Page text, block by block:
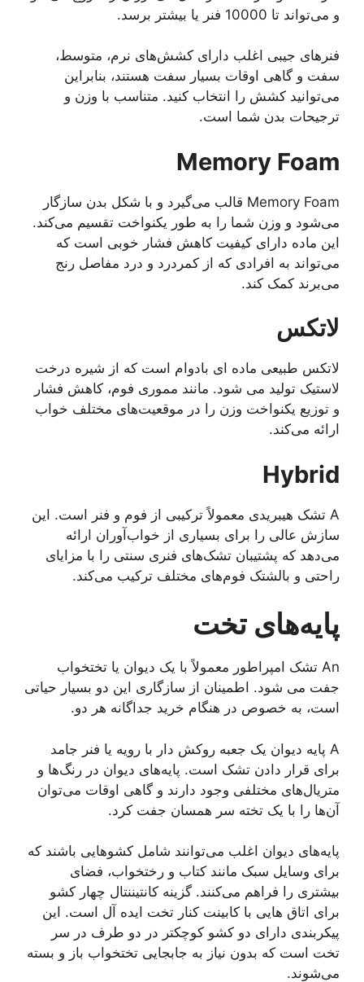
و می‌تواند تا 10000 فنر یا بیشتر برسد.
فنرهای جیبی اغلب دارای کشش‌های نرم، متوسط،
سفت و گاهی اوقات بسیار سفت هستند، بنابراین
می‌توانید کشش را انتخاب کنید. متناسب با وزن و
ترجیحات بدن شما است.
Memory Foam
Memory Foam قالب می‌گیرد و با شکل بدن سازگار
می‌شود و وزن شما را به طور یکنواخت تقسیم می‌کند.
این ماده دارای کیفیت کاهش فشار خوبی است که
می‌تواند به افرادی که از کمردرد و درد مفاصل رنج
می‌برند کمک کند.
لاتکس
لاتکس طبیعی ماده ای بادوام است که از شیره درخت
لاستیک تولید می شود. مانند مموری فوم، کاهش فشار
و توزیع یکنواخت وزن را در موقعیت‌های مختلف خواب
ارائه می‌کند.
Hybrid
A تشک هیبریدی معمولاً ترکیبی از فوم و فنر است. این
سازش عالی را برای بسیاری از خواب‌آوران ارائه
می‌دهد که پشتیبان تشک‌های فنری سنتی را با مزایای
راحتی و بالشتک فوم‌های مختلف ترکیب می‌کند.
پایه‌های تخت
An تشک امپراطور معمولاً با یک دیوان یا تختخواب
جفت می شود. اطمینان از سازگاری این دو بسیار حیاتی
است، به خصوص در هنگام خرید جداگانه هر دو.
A پایه دیوان یک جعبه روکش دار با رویه یا فنر جامد
برای قرار دادن تشک است. پایه‌های دیوان در رنگ‌ها و
متریال‌های مختلفی وجود دارند و گاهی اوقات می‌توان
آن‌ها را با یک تخته سر همسان جفت کرد.
پایه‌های دیوان اغلب می‌توانند شامل کشوهایی باشند که
برای وسایل سبک مانند کتاب و رختخواب، فضای
بیشتری را فراهم می‌کنند. گزینه کانتیننتال چهار کشو
برای اتاق هایی با کابینت کنار تخت ایده آل است. این
پیکربندی دارای دو کشو کوچکتر در دو طرف در سر
تخت است که بدون نیاز به جابجایی تختخواب باز و بسته
می‌شوند.